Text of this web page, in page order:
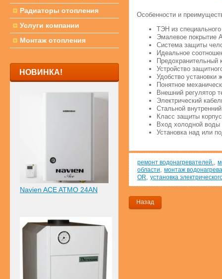
Радиаторы отопления
Услуги компании
Монтаж отопления
НОВИНКА!
Navien ACE ATMO 24AN
Особенности и
ТЭН из
Эмалевое покрытие
Система защиты
Идеальное
Предохранительный
Устройство
Удобство установки
Понятное
Внешний регулятор
Электрический
Стальной
Класс защиты
Вход холодной
Установка над или
ремонт водонагревателей.,
области, монтаж
OR, установка
Назад